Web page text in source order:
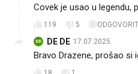
Covek je usao u legendu,
119 5
DD DE DE 17.07.2025.
Bravo Drazene, prošao si